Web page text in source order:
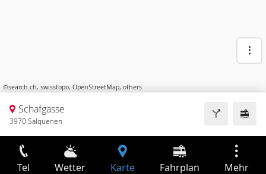
©search.ch, swisstopo, OpenStreetMap, others
Schafgasse
3970 Salquenen
Tel Wetter Karte Fahrplan Mehr